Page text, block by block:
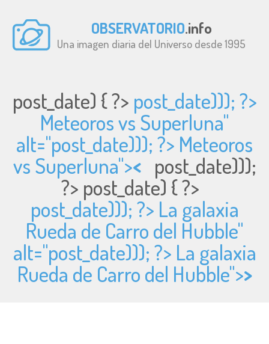
OBSERVATORIO.info
Una imagen diaria del Universo desde 1995
post_date) { ?> post_date))); ?>
Meteoros vs Superluna"
alt="post_date))); ?> Meteoros
vs Superluna">< post_date)));
?> post_date) { ?>
post_date))); ?> La galaxia
Rueda de Carro del Hubble"
alt="post_date))); ?> La galaxia
Rueda de Carro del Hubble">>